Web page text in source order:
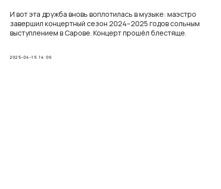
И вот эта дружба вновь воплотилась в музыке: маэстро
завершил концертный сезон 2024–2025 годов сольным
выступлением в Сарове. Концерт прошёл блестяще.
2025-04-15 14:06